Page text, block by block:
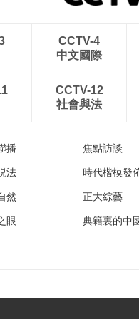
CCTV-4
中文國際
CCTV-12
社會與法
播 焦點訪談
法 時代楷模發
然 正大綜藝
眼 典籍裏的中